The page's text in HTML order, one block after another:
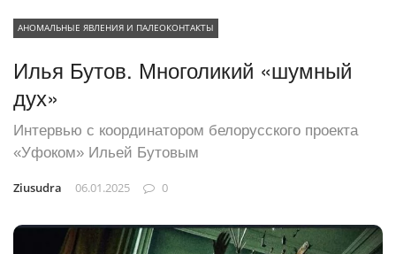
АНОМАЛЬНЫЕ ЯВЛЕНИЯ И ПАЛЕОКОНТАКТЫ
Илья Бутов. Многоликий «шумный
дух»
Интервью с координатором белорусского проекта
«Уфоком» Ильей Бутовым
Ziusudra 06.01.2025 0